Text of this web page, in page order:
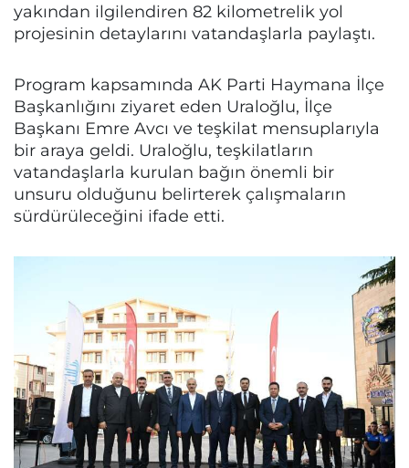
yakından ilgilendiren 82 kilometrelik yol
projesinin detaylarını vatandaşlarla paylaştı.
Program kapsamında AK Parti Haymana İlçe
Başkanlığını ziyaret eden Uraloğlu, İlçe
Başkanı Emre Avcı ve teşkilat mensuplarıyla
bir araya geldi. Uraloğlu, teşkilatların
vatandaşlarla kurulan bağın önemli bir
unsuru olduğunu belirterek çalışmaların
sürdürüleceğini ifade etti.